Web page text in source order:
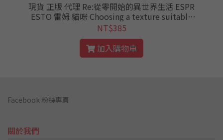
現貨 正版 代理 Re:從零開始的異世界生活 ESPR
ESTO 雷姆 貓咪 Choosing a texture suitable
景品 公仔 長盒 REM RE0 從零
NT$385
加入購物車
關於我們
Facebook 粉絲專頁